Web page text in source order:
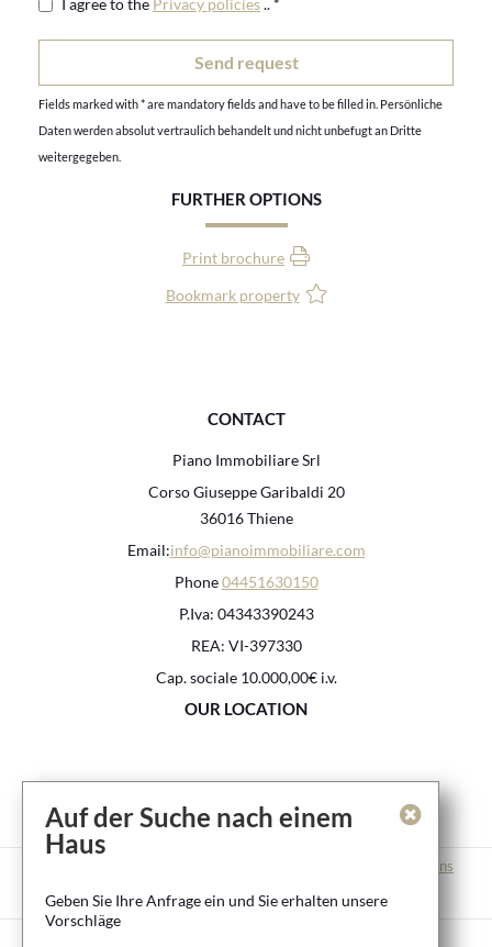
Fields marked with * are mandatory fields and have to be filled in. Persönliche
Daten werden absolut vertraulich behandelt und nicht unbefugt an Dritte
weitergegeben.
FURTHER OPTIONS
Print brochure
Bookmark property
CONTACT
Piano Immobiliare Srl
Corso Giuseppe Garibaldi 20
36016 Thiene
Email:info@pianoimmobiliare.com
Phone04451630150
P.Iva: 04343390243
REA: VI-397330
Cap. sociale 10.000,00€ i.v.
OUR LOCATION
Provision and Usage Conditions
Right of cancelation
Auf der Suche nach einem
Haus
Geben Sie Ihre Anfrage ein und Sie erhalten unsere
Vorschläge